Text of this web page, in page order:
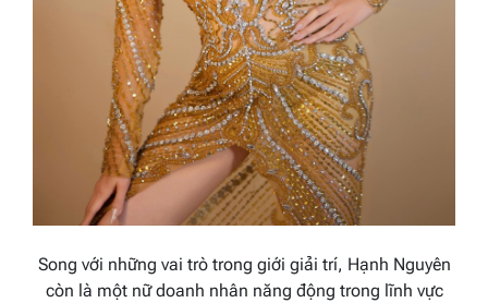
Song với những vai trò trong giới giải trí, Hạnh Nguyên
còn là một nữ doanh nhân năng động trong lĩnh vực